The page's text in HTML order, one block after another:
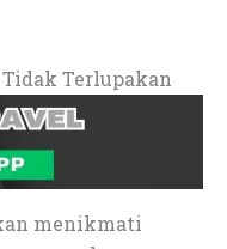
Terlupakan
menikmati